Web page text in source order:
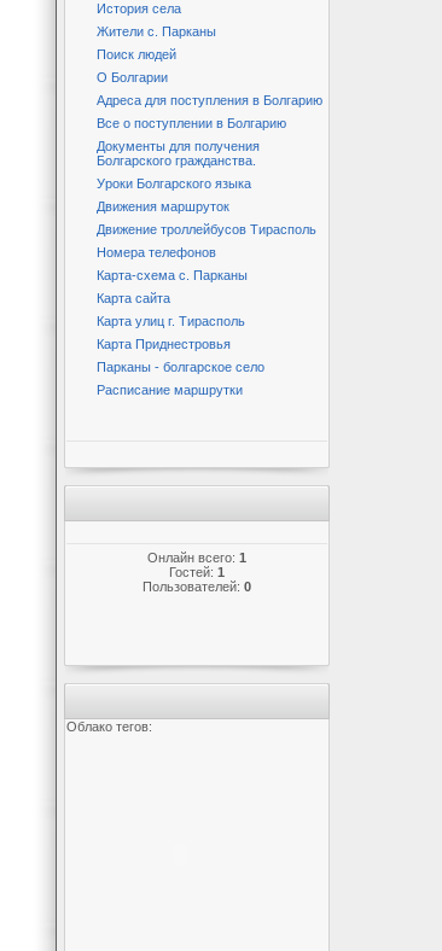
История села
Жители с. Парканы
Поиск людей
О Болгарии
Адреса для поступления в Болгарию
Все о поступлении в Болгарию
Документы для получения
Болгарского гражданства.
Уроки Болгарского языка
Движения маршруток
Движение троллейбусов Тирасполь
Номера телефонов
Карта-схема с. Парканы
Карта сайта
Карта улиц г. Тирасполь
Карта Приднестровья
Парканы - болгарское село
Расписание маршрутки
Онлайн всего: 1
Гостей: 1
Пользователей: 0
Облако тегов: